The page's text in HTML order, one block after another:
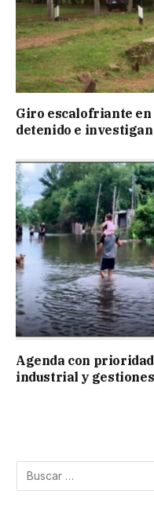
Giro escalofriante
detenido e
Agenda con
industrial y